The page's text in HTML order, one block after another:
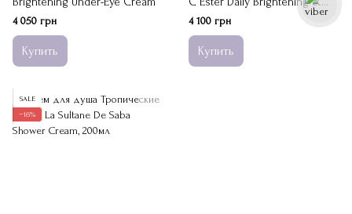
4 050 грн
Купить
Exfoliating Peel
4 100 грн
Купить
SALE
−16%